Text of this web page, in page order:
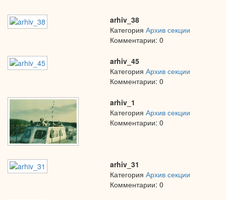
arhiv_38
Категория Архив секции
Комментарии: 0
arhiv_45
Категория Архив секции
Комментарии: 0
arhiv_1
Категория Архив секции
Комментарии: 0
arhiv_31
Категория Архив секции
Комментарии: 0